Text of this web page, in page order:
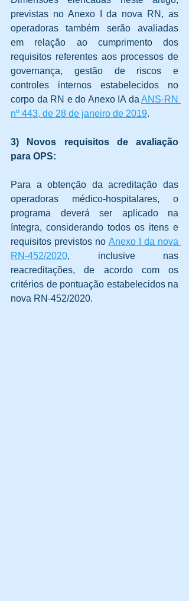
previstas no Anexo I da nova RN, as
operadoras também serão avaliadas
em relação ao cumprimento dos
requisitos referentes aos processos de
governança, gestão de riscos e
controles internos estabelecidos no
corpo da RN e do Anexo IA da ANS-RN
nº 443, de 28 de janeiro de 2019.
3) Novos requisitos de avaliação
para OPS:
Para a obtenção da acreditação das
operadoras médico-hospitalares, o
programa deverá ser aplicado na
íntegra, considerando todos os itens e
requisitos previstos no Anexo I da nova
RN-452/2020, inclusive nas
reacreditações, de acordo com os
critérios de pontuação estabelecidos na
nova RN-452/2020.